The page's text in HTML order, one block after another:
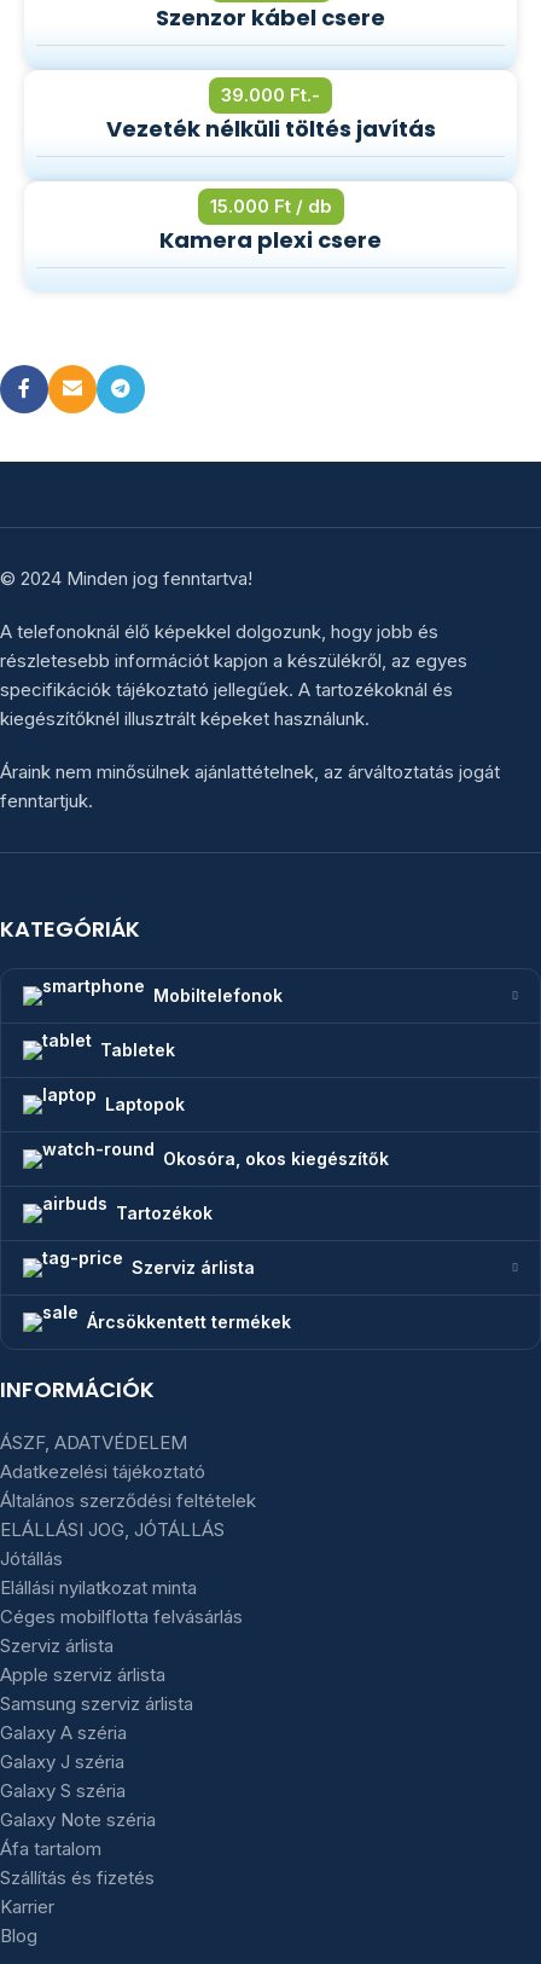
Szenzor kábel csere
39.000 Ft.-
Vezeték nélküli töltés javítás
15.000 Ft / db
Kamera plexi csere
© 2024 Minden jog fenntartva!
A telefonoknál élő képekkel dolgozunk, hogy jobb és
részletesebb információt kapjon a készülékről, az egyes
specifikációk tájékoztató jellegűek. A tartozékoknál és
kiegészítőknél illusztrált képeket használunk.
Áraink nem minősülnek ajánlattételnek, az árváltoztatás jogát
fenntartjuk.
KATEGÓRIÁK
Mobiltelefonok
Tabletek
Laptopok
Okosóra, okos kiegészítők
Tartozékok
Szerviz árlista
Árcsökkentett termékek
INFORMÁCIÓK
ÁSZF, ADATVÉDELEM
Adatkezelési tájékoztató
Általános szerződési feltételek
ELÁLLÁSI JOG, JÓTÁLLÁS
Jótállás
Elállási nyilatkozat minta
Céges mobilflotta felvásárlás
Szerviz árlista
Apple szerviz árlista
Samsung szerviz árlista
Galaxy A széria
Galaxy J széria
Galaxy S széria
Galaxy Note széria
Áfa tartalom
Szállítás és fizetés
Karrier
Blog